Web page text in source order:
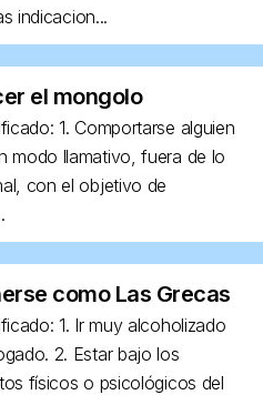
indicacion...
el mongolo
1. Comportarse alguien
modo llamativo, fuera de lo
con el objetivo de
como Las Grecas
1. Ir muy alcoholizado
2. Estar bajo los
físicos o psicológicos del